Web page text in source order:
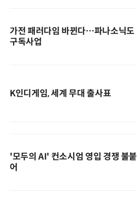
가전 패러다임 바뀐다…파나소닉도
구독사업
K인디게임, 세계 무대 출사표
'모두의 AI' 컨소시엄 영입 경쟁 불붙
어